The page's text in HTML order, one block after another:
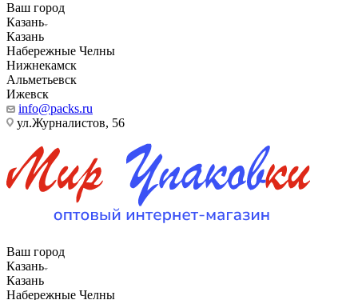
Ваш город
Казань
Казань
Набережные Челны
Нижнекамск
Альметьевск
Ижевск
info@packs.ru
ул.Журналистов, 56
Ваш город
Казань
Казань
Набережные Челны